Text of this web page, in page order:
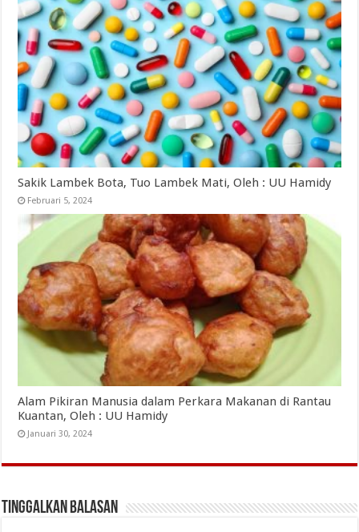
Sakik Lambek Bota, Tuo Lambek Mati, Oleh : UU Hamidy
Februari 5, 2024
Alam Pikiran Manusia dalam Perkara Makanan di Rantau
Kuantan, Oleh : UU Hamidy
Januari 30, 2024
Tinggalkan Balasan